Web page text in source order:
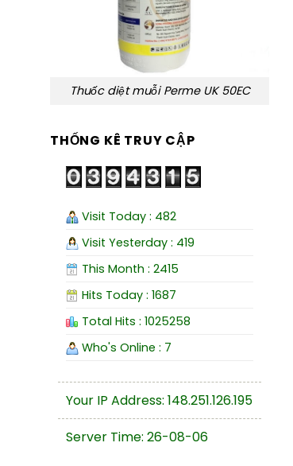
Thuốc diệt muỗi Perme UK 50EC
THỐNG KÊ TRUY CẬP
Visit Today : 482
Visit Yesterday : 419
This Month : 2415
Hits Today : 1687
Total Hits : 1025258
Who's Online : 7
Your IP Address: 148.251.126.195
Server Time: 26-08-06